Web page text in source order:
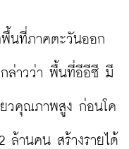
นที่ภาคตะวันออก
กล่าวว่า พื้นที่อีอีซี มี
ยวคุณภาพสูง ก่อนโค
ล้านคน สร้างรายได้